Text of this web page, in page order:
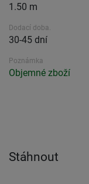
1.50 m
Dodací doba.
30-45 dní
Poznámka
Objemné zboží
Stáhnout